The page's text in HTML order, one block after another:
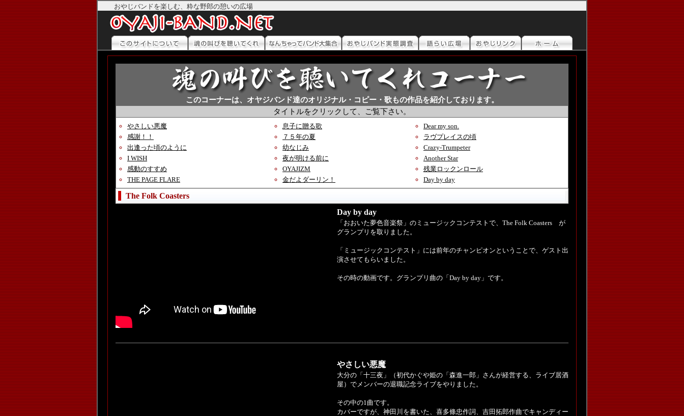
おやじバンドを楽しむ、粋な野郎の憩いの広場
このコーナーは、オヤジバンド達のオリジナル・コピー・歌もの作品を紹介しております。
タイトルをクリックして、ご覧下さい。
やさしい悪魔
感謝！！
出逢った頃のように
I WISH
感動のすすめ
THE PAGE FLARE
息子に贈る歌
７５年の夏
幼なじみ
夜が明ける前に
OYAJIZM
金だよダーリン！
Dear my son.
ラヴプレイスの頃
Crazy-Trumpeter
Another Star
残業ロックンロール
Day by day
The Folk Coasters
Day by day
「おおいた夢色音楽祭」のミュージックコンテストで、The Folk Coasters が
グランプリを取りました。
「ミュージックコンテスト」には前年のチャンピオンということで、ゲスト出
演させてもらいました。
その時の動画です。グランプリ曲の「Day by day」です。
やさしい悪魔
大分の「十三夜」（初代かぐや姫の「森進一郎」さんが経営する、ライブ居酒
屋）でメンバーの退職記念ライブをやりました。
その中の1曲です。
カバーですが、神田川を書いた、喜多條忠作詞、吉田拓郎作曲でキャンディー